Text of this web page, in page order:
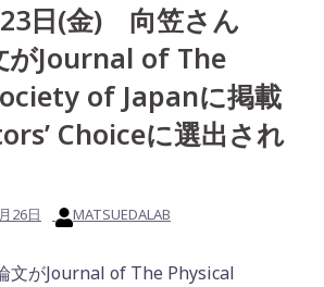
日(金) 向笠さん
がJournal of The
of Japanに掲載
Choiceに選出され
26日 MATSUEDALAB
文がJournal of The Physical